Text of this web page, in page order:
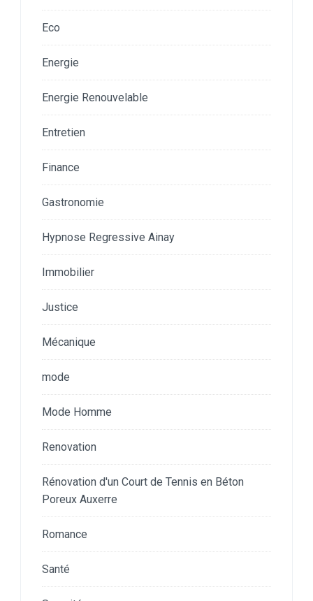
Eco
Energie
Energie Renouvelable
Entretien
Finance
Gastronomie
Hypnose Regressive Ainay
Immobilier
Justice
Mécanique
mode
Mode Homme
Renovation
Rénovation d'un Court de Tennis en Béton
Poreux Auxerre
Romance
Santé